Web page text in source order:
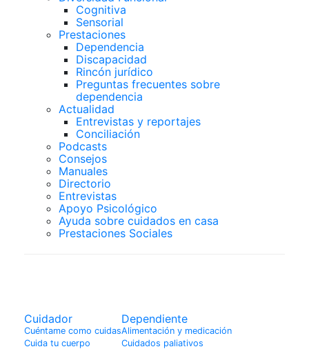
Cognitiva
Sensorial
Prestaciones
Dependencia
Discapacidad
Rincón jurídico
Preguntas frecuentes sobre
dependencia
Actualidad
Entrevistas y reportajes
Conciliación
Podcasts
Consejos
Manuales
Directorio
Entrevistas
Apoyo Psicológico
Ayuda sobre cuidados en casa
Prestaciones Sociales
Cuidador
Cuéntame como cuidas
Cuida tu cuerpo
Dependiente
Alimentación y medicación
Cuidados paliativos